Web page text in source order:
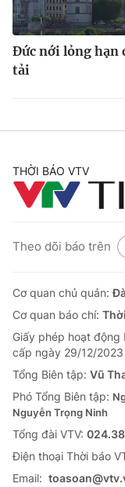
Đức nới lỏng hạn
tải
THỜI BÁO VTV
Theo dõi báo trên
Cơ quan chủ quản:
Cơ quan báo chí:
Giấy phép hoạt động
cấp ngày 29/12/2023
Tổng Biên tập: Vũ
Phó Tổng Biên tập:
Nguyễn Trọng Ninh
Tổng đài VTV:
Ðiện thoại Thời báo
Email: